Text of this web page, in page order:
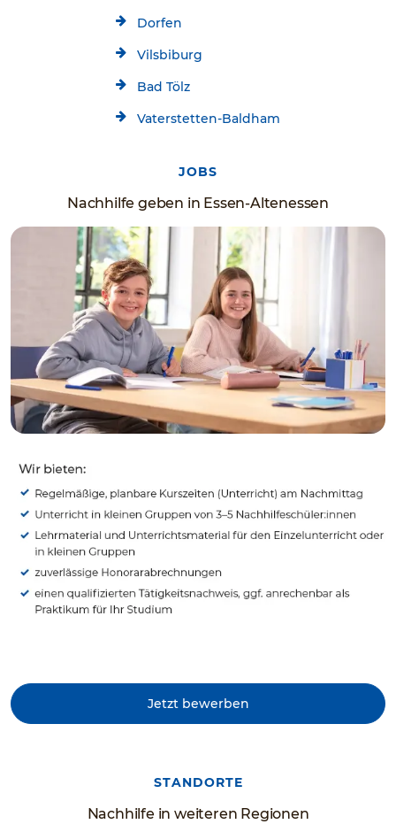
Dorfen
Vilsbiburg
Bad Tölz
Vaterstetten-Baldham
JOBS
Nachhilfe geben in Essen-Altenessen
Jetzt bewerben
STANDORTE
Nachhilfe in weiteren Regionen